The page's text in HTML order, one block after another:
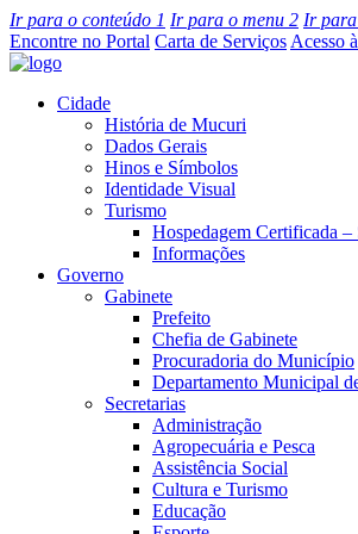
Ir para o conteúdo 1 Ir para o menu 2 Ir
Encontre no Portal Carta de Serviços Acesso
Cidade
História de Mucuri
Dados Gerais
Hinos e Símbolos
Identidade Visual
Turismo
Hospedagem Certificada
Informações
Governo
Gabinete
Prefeito
Chefia de Gabinete
Procuradoria do Município
Departamento Municipal
Secretarias
Administração
Agropecuária e Pesca
Assistência Social
Cultura e Turismo
Educação